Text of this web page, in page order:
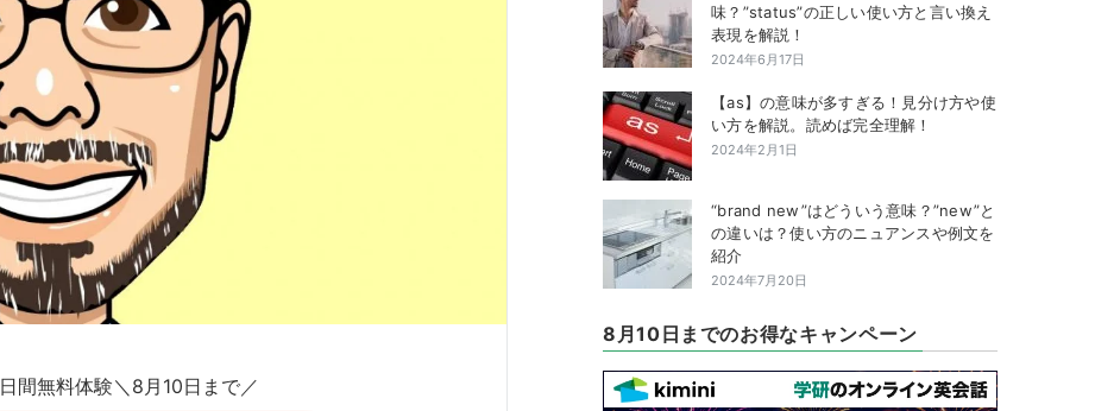
間無料体験＼8月10日まで／
味？”status”の正しい使い方と言い換え
表現を解説！
2024年6月17日
【as】の意味が多すぎる！見分け方や使
い方を解説。読めば完全理解！
2024年2月1日
“brand new”はどういう意味？”new”と
の違いは？使い方のニュアンスや例文を
紹介
2024年7月20日
8月10日までのお得なキャンペーン